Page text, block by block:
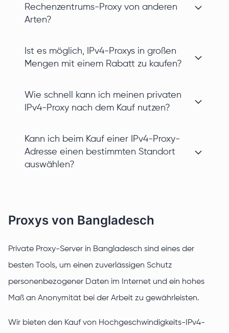
Rechenzentrums-Proxy von anderen
Arten?
Ist es möglich, IPv4-Proxys in großen
Mengen mit einem Rabatt zu kaufen?
Wie schnell kann ich meinen privaten
IPv4-Proxy nach dem Kauf nutzen?
Kann ich beim Kauf einer IPv4-Proxy-
Adresse einen bestimmten Standort
auswählen?
Proxys von Bangladesch
Private Proxy-Server in Bangladesch sind eines der
besten Tools, um einen zuverlässigen Schutz
personenbezogener Daten im Internet und ein hohes
Maß an Anonymität bei der Arbeit zu gewährleisten.
Wir bieten den Kauf von Hochgeschwindigkeits-IPv4-